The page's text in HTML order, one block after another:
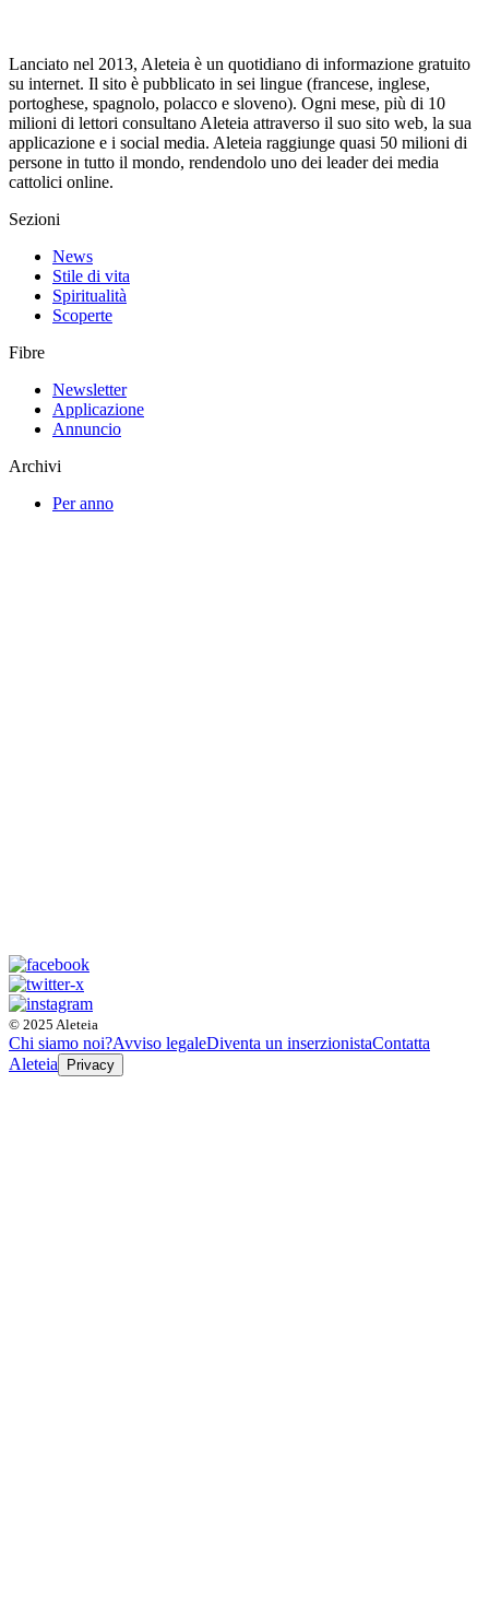
Lanciato nel 2013, Aleteia è un quotidiano di informazione gratuito
su internet. Il sito è pubblicato in sei lingue (francese, inglese,
portoghese, spagnolo, polacco e sloveno). Ogni mese, più di 10
milioni di lettori consultano Aleteia attraverso il suo sito web, la sua
applicazione e i social media. Aleteia raggiunge quasi 50 milioni di
persone in tutto il mondo, rendendolo uno dei leader dei media
cattolici online.
Sezioni
News
Stile di vita
Spiritualità
Scoperte
Fibre
Newsletter
Applicazione
Annuncio
Archivi
Per anno
© 2025 Aleteia
Chi siamo noi?Avviso legaleDiventa un inserzionistaContatta
Aleteia
Privacy